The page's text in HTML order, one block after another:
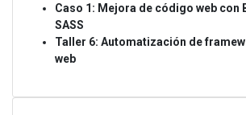
Caso 1: Mejora de código web con
SASS
Taller 6: Automatización de
web